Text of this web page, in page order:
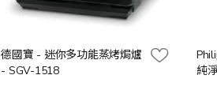
德國寶 - 迷你多功能蒸烤焗爐
- SGV-1518
純